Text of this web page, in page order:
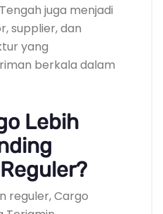
juga menjadi
supplier, dan
yang
berkala dalam
Lebih
reguler, Cargo